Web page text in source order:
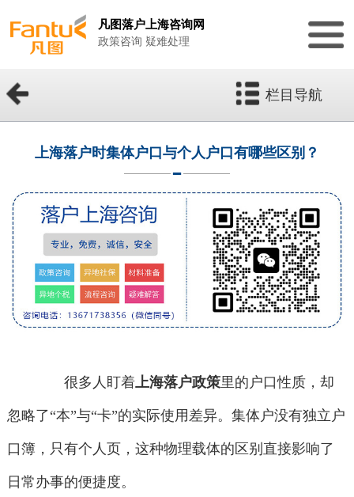
凡图落户上海咨询网
政策咨询 疑难处理
栏目导航
上海落户时集体户口与个人户口有哪些区别？
很多人盯着上海落户政策里的户口性质，却
忽略了“本”与“卡”的实际使用差异。集体户没有独立户
口簿，只有个人页，这种物理载体的区别直接影响了
日常办事的便捷度。